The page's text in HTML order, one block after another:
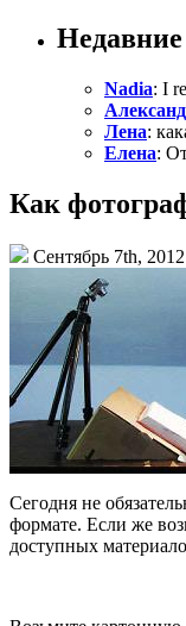
Nadia: I
Лена:
Елена:
Как
Сентябрь 7th, 2012
Сегодня не
формате. Если же
доступных